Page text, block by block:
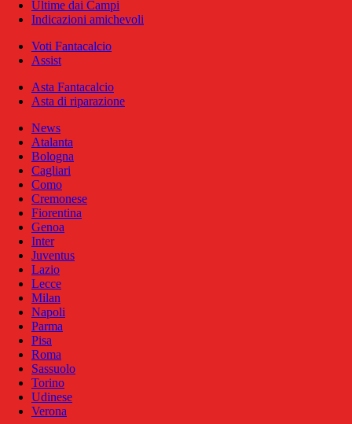
Ultime dai Campi
Indicazioni amichevoli
Voti Fantacalcio
Assist
Asta Fantacalcio
Asta di riparazione
News
Atalanta
Bologna
Cagliari
Como
Cremonese
Fiorentina
Genoa
Inter
Juventus
Lazio
Lecce
Milan
Napoli
Parma
Pisa
Roma
Sassuolo
Torino
Udinese
Verona